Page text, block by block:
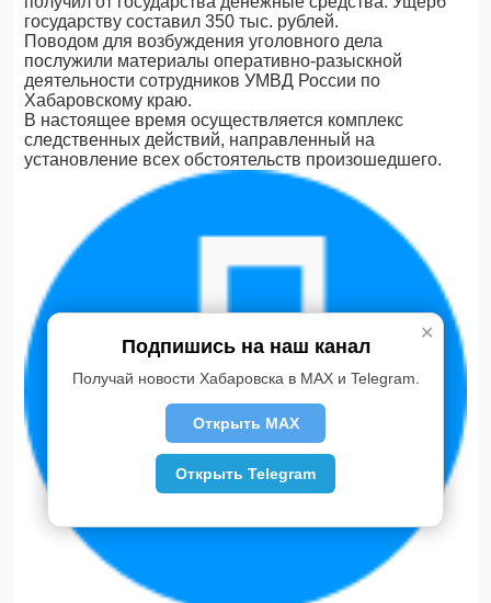
государству составил 350 тыс. рублей.
Поводом для возбуждения уголовного дела
послужили материалы оперативно-разыскной
деятельности сотрудников УМВД России по
Хабаровскому краю.
В настоящее время осуществляется комплекс
следственных действий, направленный на
установление всех обстоятельств произошедшего.
✕
Подпишись на наш канал
Получай новости Хабаровска в MAX и Telegram.
Открыть MAX
Открыть Telegram